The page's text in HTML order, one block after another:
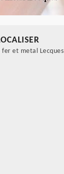
et metal Lecques